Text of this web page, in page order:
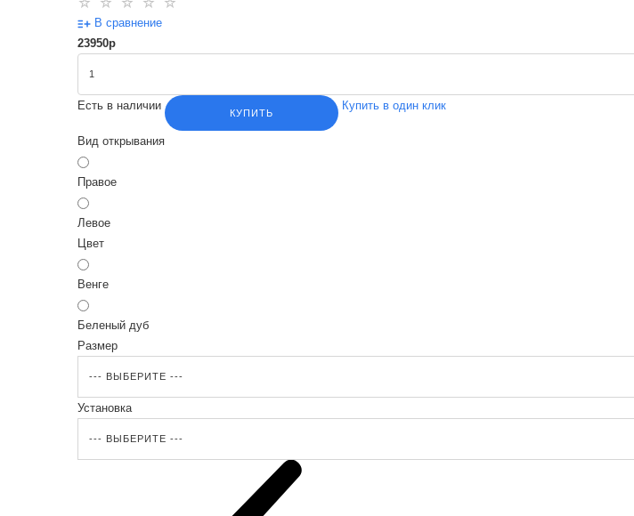
В сравнение
23950p
Есть в наличии
КУПИТЬ
Купить в один клик
Вид открывания
Правое
Левое
Цвет
Венге
Беленый дуб
Размер
Установка